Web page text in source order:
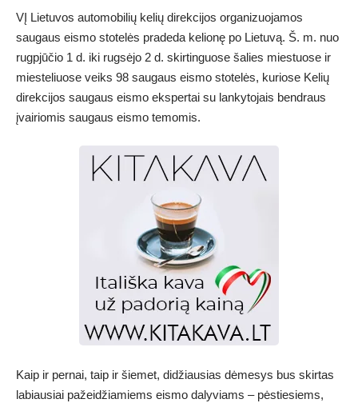
VĮ Lietuvos automobilių kelių direkcijos organizuojamos
saugaus eismo stotelės pradeda kelionę po Lietuvą. Š. m. nuo
rugpjūčio 1 d. iki rugsėjo 2 d. skirtinguose šalies miestuose ir
miesteliuose veiks 98 saugaus eismo stotelės, kuriose Kelių
direkcijos saugaus eismo ekspertai su lankytojais bendraus
įvairiomis saugaus eismo temomis.
Kaip ir pernai, taip ir šiemet, didžiausias dėmesys bus skirtas
labiausiai pažeidžiamiems eismo dalyviams – pėstiesiems,